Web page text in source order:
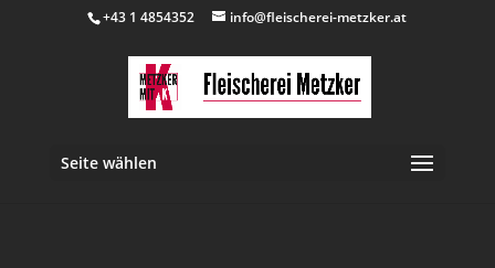
+43 1 4854352 info@fleischerei-metzker.at
Seite wählen